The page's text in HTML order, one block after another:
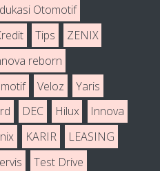
Otomotif
Tips
ZENIX
reborn
Veloz
Yaris
DEC Hilux
Innova
KARIR
LEASING
Test Drive